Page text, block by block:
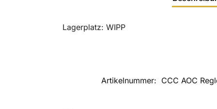
Lagerplatz: WIPP
Artikelnummer: CCC AOC